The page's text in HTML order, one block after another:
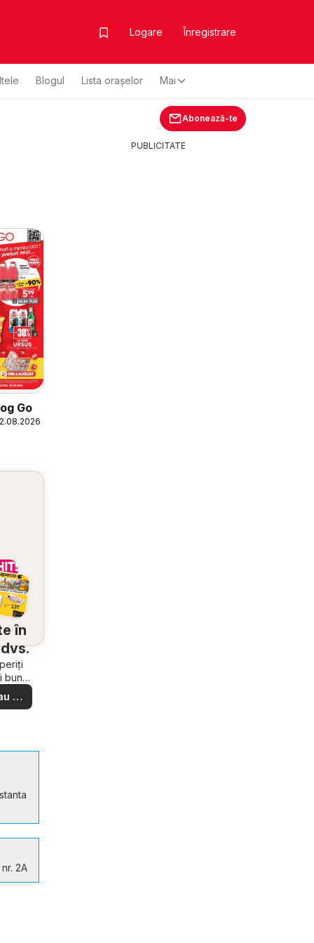
Logare Înregistrare
Blogul Lista oraşelor Mai
Abonează-te
Go
în
bune
–
să
2A
PUBLICITATE